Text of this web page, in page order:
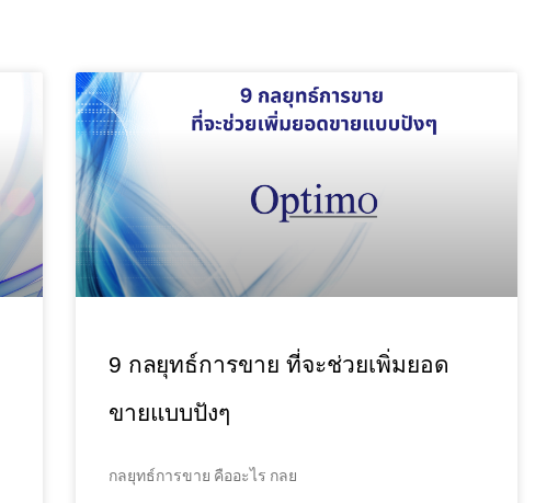
9 กลยุทธ์การขาย ที่จะช่วยเพิ่มยอด
ขายแบบปังๆ
กลยุทธ์การขาย คืออะไร กลย